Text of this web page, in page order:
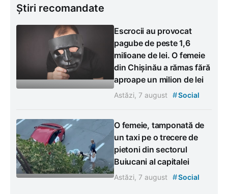
Știri recomandate
Escrocii au provocat
pagube de peste 1,6
milioane de lei. O femeie
din Chișinău a rămas fără
aproape un milion de lei
Astăzi, 7 august #Social
O femeie, tamponată de
un taxi pe o trecere de
pietoni din sectorul
Buiucani al capitalei
Astăzi, 7 august #Social